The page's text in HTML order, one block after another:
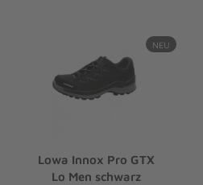
NEU
Lowa Innox Pro GTX
Lo Men schwarz